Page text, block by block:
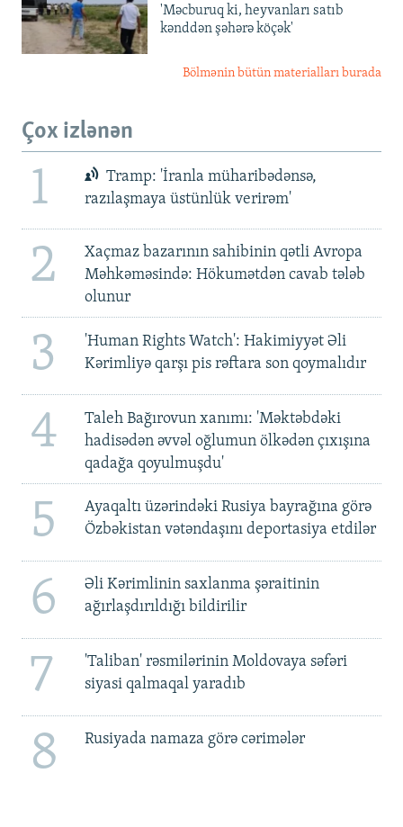
'Məcburuq ki, heyvanları satıb
kənddən şəhərə köçək'
Bölmənin bütün materialları burada
Çox izlənən
1
Tramp: 'İranla müharibədənsə,
razılaşmaya üstünlük verirəm'
2
Xaçmaz bazarının sahibinin qətli Avropa
Məhkəməsində: Hökumətdən cavab tələb
olunur
3
'Human Rights Watch': Hakimiyyət Əli
Kərimliyə qarşı pis rəftara son qoymalıdır
4
Taleh Bağırovun xanımı: 'Məktəbdəki
hadisədən əvvəl oğlumun ölkədən çıxışına
qadağa qoyulmuşdu'
5
Ayaqaltı üzərindəki Rusiya bayrağına görə
Özbəkistan vətəndaşını deportasiya etdilər
6
Əli Kərimlinin saxlanma şəraitinin
ağırlaşdırıldığı bildirilir
7
'Taliban' rəsmilərinin Moldovaya səfəri
siyasi qalmaqal yaradıb
8 Rusiyada namaza görə cərimələr